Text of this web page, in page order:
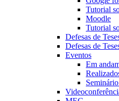
Tutorial
Moodle
Tutorial
Defesas de
Defesas de
Eventos
Em